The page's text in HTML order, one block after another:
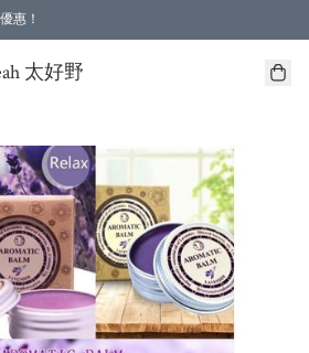
惠！
！
太好野